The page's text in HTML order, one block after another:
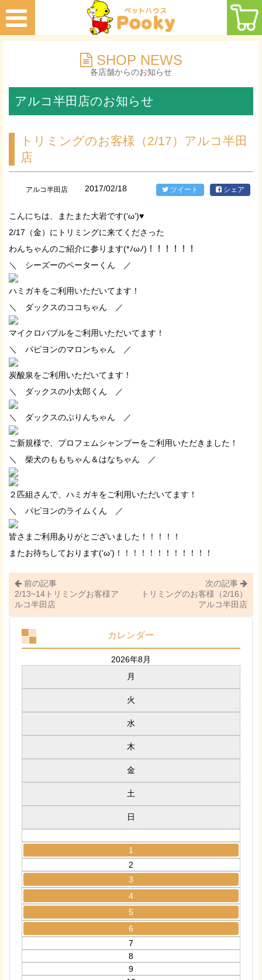
SHOP NEWS
各店舗からのお知らせ
アルコ半田店のお知らせ
トリミングのお客様（2/17）アルコ半田
店
アルコ半田店 2017/02/18 ツイート シェア
こんにちは、またまた大岩です(‘ω’)♥
2/17（金）にトリミングに来てくださった
わんちゃんのご紹介に参ります(*ﾉωﾉ)！！！！！！
＼ シーズーのペーターくん ／
ハミガキをご利用いただいてます！
＼ ダックスのココちゃん ／
マイクロバブルをご利用いただいてます！
＼ パピヨンのマロンちゃん ／
炭酸泉をご利用いただいてます！
＼ ダックスの小太郎くん ／
＼ ダックスのぷりんちゃん ／
ご新規様で、プロフェムシャンプーをご利用いただきました！
＼ 柴犬のももちゃん＆はなちゃん ／
２匹組さんで、ハミガキをご利用いただいてます！
＼ パピヨンのライムくん ／
皆さまご利用ありがとございました！！！！！
またお待ちしております(‘ω’)！！！！！！！！！！！！
前の記事
2/13~14トリミングお客様ア
ルコ半田店
次の記事
トリミングのお客様（2/16）
アルコ半田店
カレンダー
2026年8月
月
火
水
木
金
土
日
1
2
3
4
5
6
7
8
9